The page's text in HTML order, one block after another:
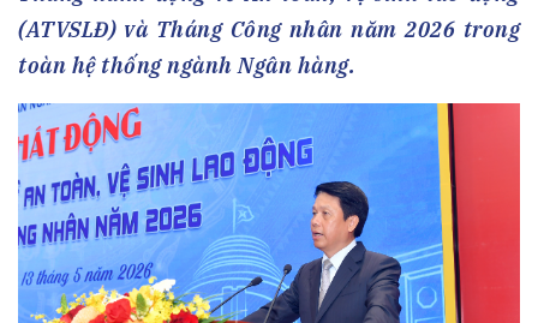
(ATVSLĐ) và Tháng Công nhân năm 2026 trong
toàn hệ thống ngành Ngân hàng.